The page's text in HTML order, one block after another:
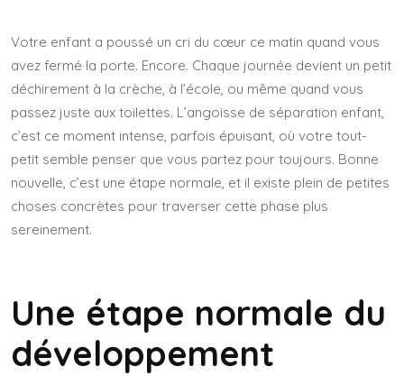
Votre enfant a poussé un cri du cœur ce matin quand vous
avez fermé la porte. Encore. Chaque journée devient un petit
déchirement à la crèche, à l’école, ou même quand vous
passez juste aux toilettes. L’angoisse de séparation enfant,
c’est ce moment intense, parfois épuisant, où votre tout-
petit semble penser que vous partez pour toujours. Bonne
nouvelle, c’est une étape normale, et il existe plein de petites
choses concrètes pour traverser cette phase plus
sereinement.
Une étape normale du
développement